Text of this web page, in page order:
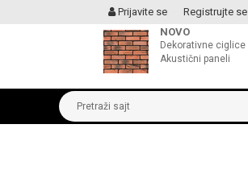
MOGUCNOST MONTAŽE PROIZVODA
Prijavite se
Registrujte se
NOVO
Dekorativne ciglice
Akustični paneli
Pretraži sajt